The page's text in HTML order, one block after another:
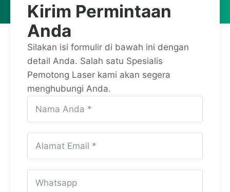
Kirim Permintaan
Anda
Silakan isi formulir di bawah ini dengan
detail Anda. Salah satu Spesialis
Pemotong Laser kami akan segera
menghubungi Anda.